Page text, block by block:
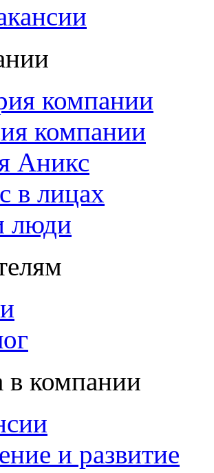
компании
компании
Аникс
в лицах
люди
в компании
и развитие